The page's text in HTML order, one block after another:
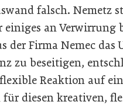
falsch. Nemetz
an Verwirrung
der Firma Nemec
zu beseitigen,
Reaktion auf
diesen kreativen,